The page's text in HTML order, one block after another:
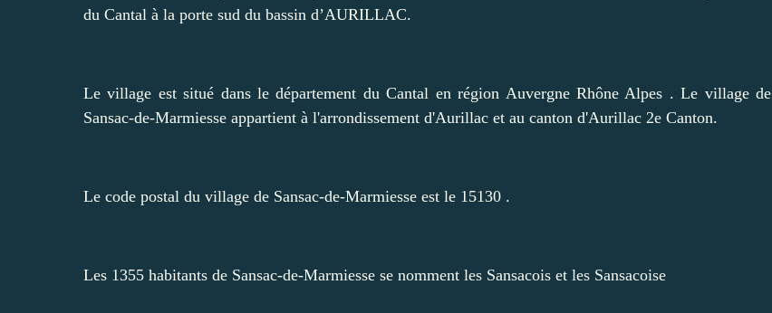
du Cantal à la porte sud du bassin d’AURILLAC.
Le village est situé dans le département du Cantal en région Auvergne Rhône Alpes . Le village de
Sansac-de-Marmiesse appartient à l'arrondissement d'Aurillac et au canton d'Aurillac 2e Canton.
Le code postal du village de Sansac-de-Marmiesse est le 15130 .
Les 1355 habitants de Sansac-de-Marmiesse se nomment les Sansacois et les Sansacoise